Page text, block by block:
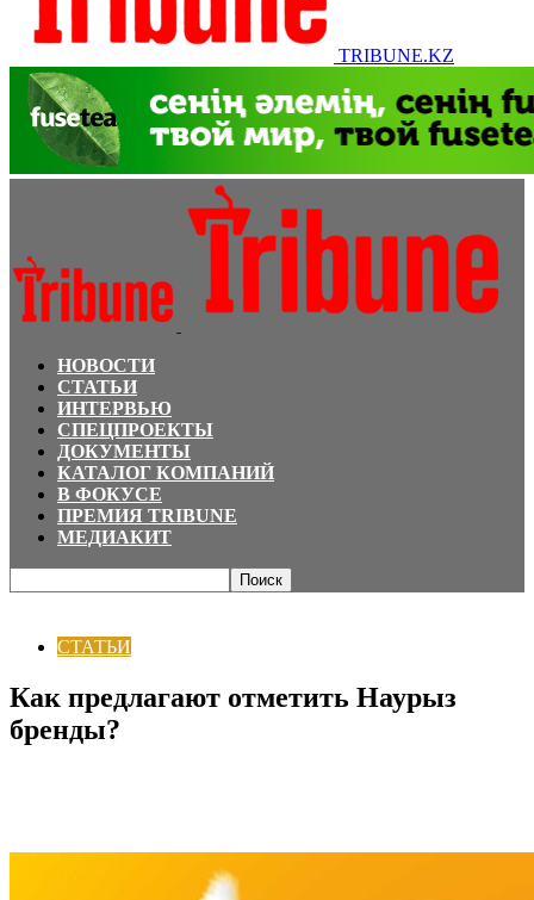
TRIBUNE.KZ
НОВОСТИ
СТАТЬИ
ИНТЕРВЬЮ
СПЕЦПРОЕКТЫ
ДОКУМЕНТЫ
КАТАЛОГ КОМПАНИЙ
В ФОКУСЕ
ПРЕМИЯ TRIBUNE
МЕДИАКИТ
СТАТЬИ
Как предлагают отметить Наурыз
бренды?